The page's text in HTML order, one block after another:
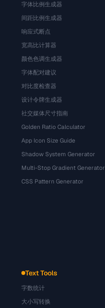
字体比例生成器
间距比例生成器
响应式断点
宽高比计算器
颜色色调生成器
字体配对建议
对比度检查器
设计令牌生成器
社交媒体尺寸指南
Golden Ratio Calculator
App Icon Size Guide
Shadow System Generator
Multi-Stop Gradient Generator
CSS Pattern Generator
Text Tools
字数统计
大小写转换